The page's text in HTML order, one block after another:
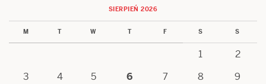
SIERPIEŃ 2026
M T W T F S S
1
2
3
4 5 6 7 8
9